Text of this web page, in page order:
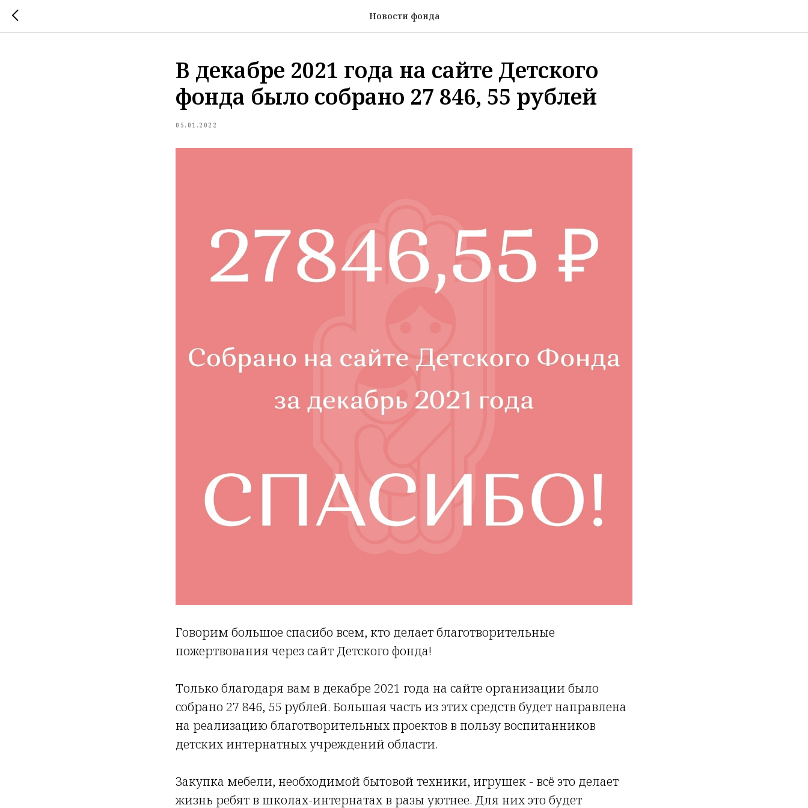
Новости фонда
В декабре 2021 года на сайте Детского
фонда было собрано 27 846, 55 рублей
05.01.2022
Говорим большое спасибо всем, кто делает благотворительные
пожертвования через сайт Детского фонда!
Только благодаря вам в декабре 2021 года на сайте организации было
собрано 27 846, 55 рублей. Большая часть из этих средств будет направлена
на реализацию благотворительных проектов в пользу воспитанников
детских интернатных учреждений области.
Закупка мебели, необходимой бытовой техники, игрушек - всё это делает
жизнь ребят в школах-интернатах в разы уютнее. Для них это будет